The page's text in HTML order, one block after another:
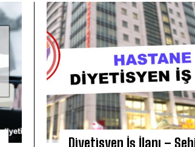
Diyetisyen İş İlanı –